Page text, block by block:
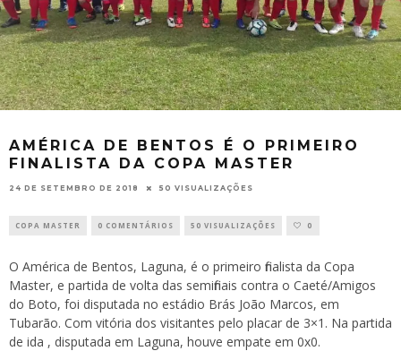
AMÉRICA DE BENTOS É O PRIMEIRO
FINALISTA DA COPA MASTER
24 DE SETEMBRO DE 2018 50 VISUALIZAÇÕES
COPA MASTER 0 COMENTÁRIOS 50 VISUALIZAÇÕES 0
O América de Bentos, Laguna, é o primeiro finalista da Copa
Master, e partida de volta das semifinais contra o Caeté/Amigos
do Boto, foi disputada no estádio Brás João Marcos, em
Tubarão. Com vitória dos visitantes pelo placar de 3×1. Na partida
de ida , disputada em Laguna, houve empate em 0x0.